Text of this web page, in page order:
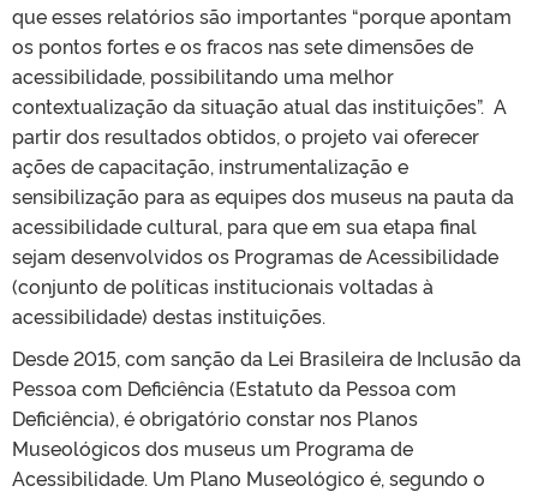
que esses relatórios são importantes “porque apontam
os pontos fortes e os fracos nas sete dimensões de
acessibilidade, possibilitando uma melhor
contextualização da situação atual das instituições”. A
partir dos resultados obtidos, o projeto vai oferecer
ações de capacitação, instrumentalização e
sensibilização para as equipes dos museus na pauta da
acessibilidade cultural, para que em sua etapa final
sejam desenvolvidos os Programas de Acessibilidade
(conjunto de políticas institucionais voltadas à
acessibilidade) destas instituições.
Desde 2015, com sanção da Lei Brasileira de Inclusão da
Pessoa com Deficiência (Estatuto da Pessoa com
Deficiência), é obrigatório constar nos Planos
Museológicos dos museus um Programa de
Acessibilidade. Um Plano Museológico é, segundo o